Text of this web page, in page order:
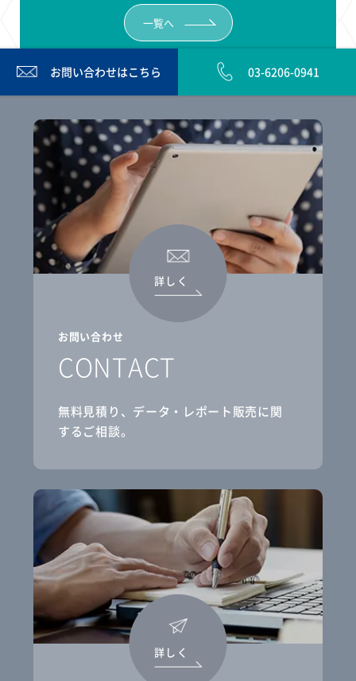
一覧へ
お問い合わせはこちら 03-6206-0941
お問い合わせ
CONTACT
無料見積り、データ・レポート販売に関
するご相談。
詳しく
詳しく